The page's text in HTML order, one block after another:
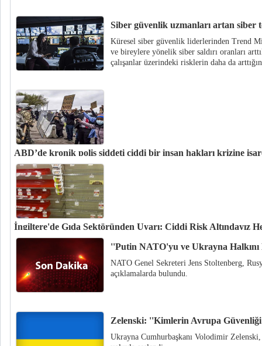
Siber güvenlik uzmanları artan siber
Küresel siber güvenlik liderlerinden Trend
ve bireylere yönelik siber saldırı oranları
çalışanlar üzerindeki risklerin daha da
ABD’de kronik polis şiddeti ciddi bir insan hakları krizine
ABD’de merkezli sivil toplum örgütü Mapping Police Violence sitesinin
2021 yılında ABD genelinde en az bin 124 sivil, polisin şiddeti yüzünden
İngiltere'de Gıda Sektöründen Uyarı: Ciddi Risk Altındayız
İngiltere'de Yiyecek ve İçecek Federasyonu ile gıda firmaları,
görülmemiş bir zorluğa girdiğini belirterek hükümete çağrıda bulundu.
''Putin NATO'yu ve Ukrayna Halkını
NATO Genel Sekreteri Jens Stoltenberg,
açıklamalarda bulundu.
Zelenski: ''Kimlerin Avrupa Güvenliği
Ukrayna Cumhurbaşkanı Volodimir